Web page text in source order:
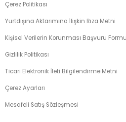
Çerez Politikası
Yurtdışına Aktarımına İlişkin Rıza Metni
Kişisel Verilerin Korunması Başvuru Formu
Gizlilik Politikası
Ticari Elektronik İleti Bilgilendirme Metni
Çerez Ayarları
Mesafeli Satış Sözleşmesi